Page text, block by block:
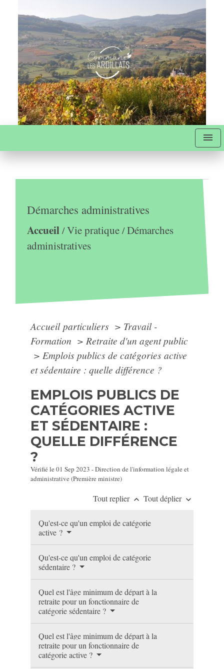
menu
Démarches administratives
Accueil/Vie pratique/Démarches
administratives
Accueil particuliers > Travail -
Formation > Retraite d'un agent public
> Emplois publics de catégories active
et sédentaire : quelle différence ?
EMPLOIS PUBLICS DE
CATÉGORIES ACTIVE
ET SÉDENTAIRE :
QUELLE DIFFÉRENCE
?
Vérifié le 01 Sep 2023 - Direction de l'information légale et
administrative (Première ministre)
Tout replier keyboard_arrow_up Tout déplier keyboard_arrow_down
Qu'est-ce qu'un emploi de catégorie
active ?
Qu'est-ce qu'un emploi de catégorie
sédentaire ?
Quel est l'âge minimum de départ à la
retraite pour un fonctionnaire de
catégorie sédentaire ?
Quel est l'âge minimum de départ à la
retraite pour un fonctionnaire de
catégorie active ?